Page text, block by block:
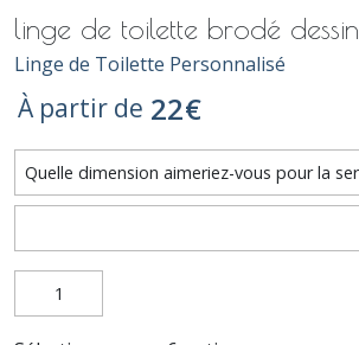
linge de toilette brodé dessin
Linge de Toilette Personnalisé
À partir de 22€